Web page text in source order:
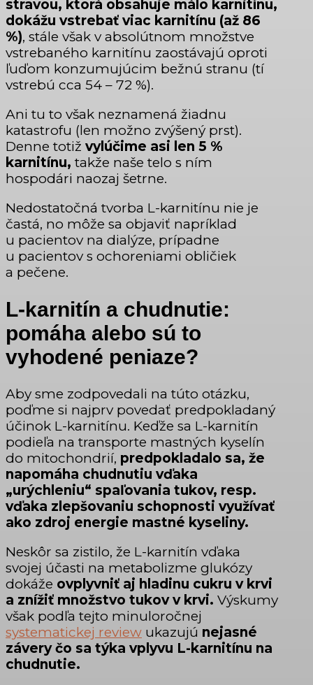
stravou, ktorá obsahuje málo karnitínu,
dokážu vstrebať viac karnitínu (až 86
%), stále však v absolútnom množstve
vstrebaného karnitínu zaostávajú oproti
ľuďom konzumujúcim bežnú stranu (tí
vstrebú cca 54 – 72 %).
Ani tu to však neznamená žiadnu
katastrofu (len možno zvýšený prst).
Denne totiž vylúčime asi len 5 %
karnitínu, takže naše telo s ním
hospodári naozaj šetrne.
Nedostatočná tvorba L-karnitínu nie je
častá, no môže sa objaviť napríklad
u pacientov na dialýze, prípadne
u pacientov s ochoreniami obličiek
a pečene.
L-karnitín a chudnutie:
pomáha alebo sú to
vyhodené peniaze?
Aby sme zodpovedali na túto otázku,
poďme si najprv povedať predpokladaný
účinok L-karnitínu. Keďže sa L-karnitín
podieľa na transporte mastných kyselín
do mitochondrií, predpokladalo sa, že
napomáha chudnutiu vďaka
„urýchleniu“ spaľovania tukov, resp.
vďaka zlepšovaniu schopnosti využívať
ako zdroj energie mastné kyseliny.
Neskôr sa zistilo, že L-karnitín vďaka
svojej účasti na metabolizme glukózy
dokáže ovplyvniť aj hladinu cukru v krvi
a znížiť množstvo tukov v krvi. Výskumy
však podľa tejto minuloročnej
systematickej review ukazujú nejasné
závery čo sa týka vplyvu L-karnitínu na
chudnutie.